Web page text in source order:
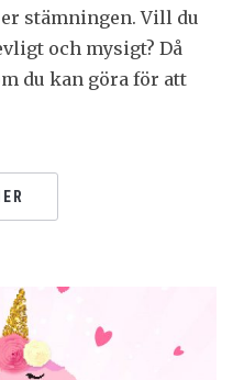
stämningen. Vill du
och mysigt? Då
du kan göra för att